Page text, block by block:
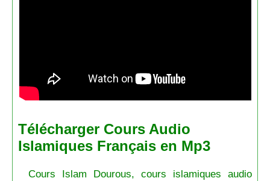
Télécharger Cours Audio
Islamiques Français en Mp3
Cours Islam Dourous, cours islamiques audio